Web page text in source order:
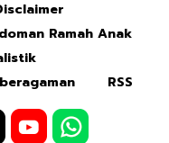
Ramah Anak
RSS